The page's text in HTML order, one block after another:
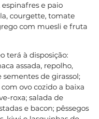
e paio
courgette, tomate
com muesli e fruta
terá à disposição:
assada, repolho,
de girassol;
ovo cozido a baixa
roxa; salada de
e bacon; pêssegos